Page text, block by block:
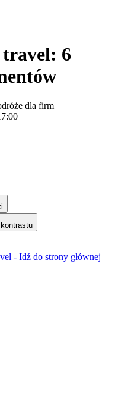
6
dla firm
- Idź do strony głównej